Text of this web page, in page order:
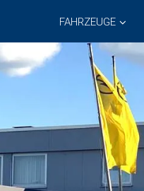
FAHRZEUGE